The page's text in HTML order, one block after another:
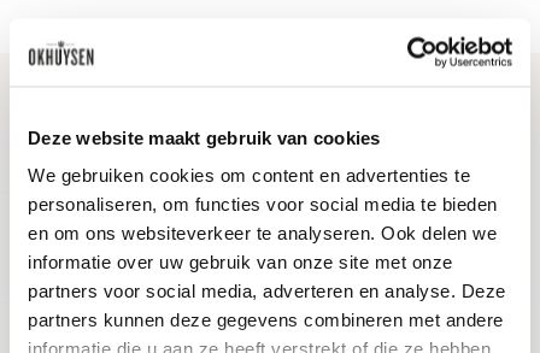
Deze website maakt gebruik van cookies
We gebruiken cookies om content en advertenties te
personaliseren, om functies voor social media te bieden
en om ons websiteverkeer te analyseren. Ook delen we
informatie over uw gebruik van onze site met onze
partners voor social media, adverteren en analyse. Deze
partners kunnen deze gegevens combineren met andere
informatie die u aan ze heeft verstrekt of die ze hebben
Blijf op de hoogte
Ontvang het laatste wijnnieuws, proeverijen en
evenementen
E-mailadres